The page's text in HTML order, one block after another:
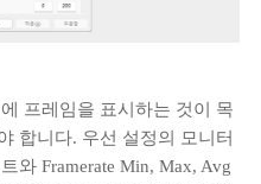
프레임을 표시하는 것이 목
합니다. 우선 설정의 모니터
와 Framerate Min, Max, Avg